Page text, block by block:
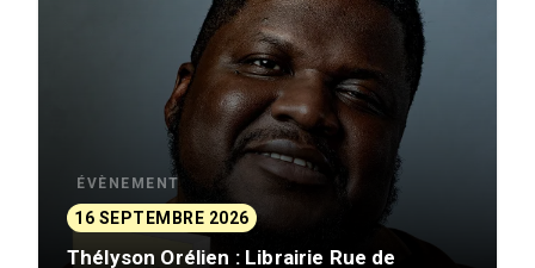
ÉVÈNEMENT
16 SEPTEMBRE 2026
Thélyson Orélien : Librairie Rue de